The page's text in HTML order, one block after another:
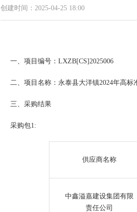
一、项目编号： LXZB[CS]2025006
二、项目名称：永泰县大洋镇2024年高标
三、采购结果
采购包1:
供应商名称
中鑫溢嘉建设集团有限
责任公司
创建时间： 2025-04-25 18:00